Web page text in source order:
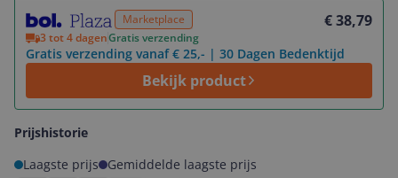
Marketplace € 38,79
3 tot 4 dagenGratis verzending
Gratis verzending vanaf € 25,- | 30 Dagen Bedenktijd
Bekijk product
Prijshistorie
Laagste prijs
Gemiddelde laagste prijs